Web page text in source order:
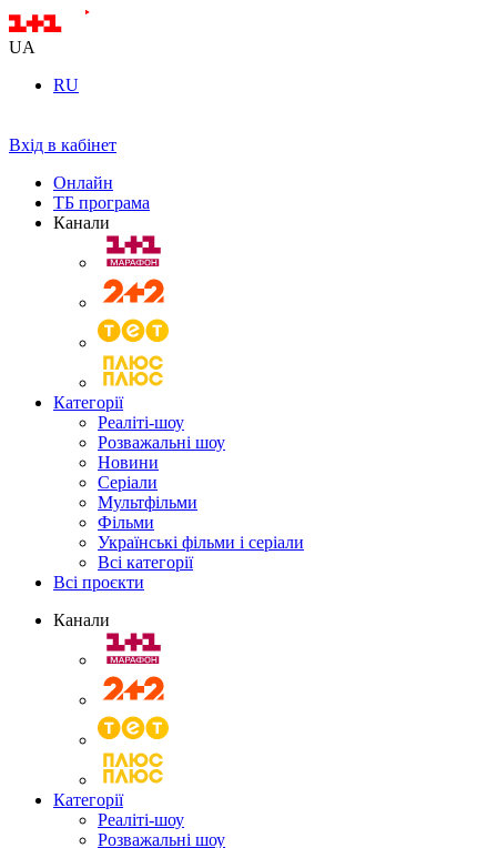
UA
RU
Вхід в кабінет
Онлайн
ТБ програма
Канали
Категорії
Реаліті-шоу
Розважальні шоу
Новини
Серіали
Мультфільми
Фільми
Українські фільми і серіали
Всі категорії
Всі проєкти
Канали
Категорії
Реаліті-шоу
Розважальні шоу